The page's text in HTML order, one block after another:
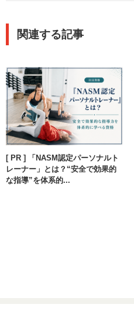
関連する記事
[ PR ] 「NASM認定パーソナルト
レーナー」とは？“安全で効果的
な指導”を体系的...